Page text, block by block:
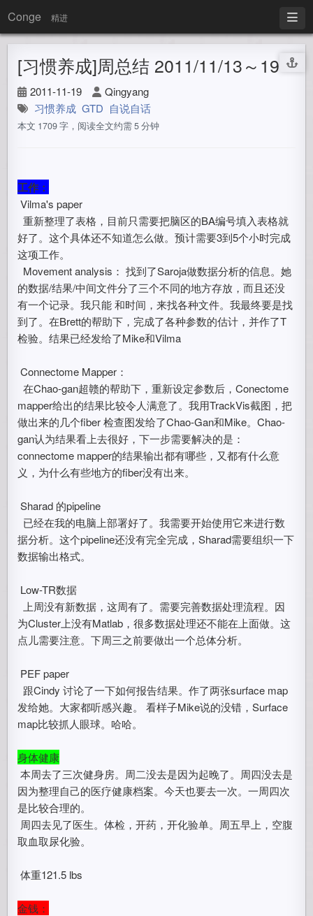
Conge 精进
[习惯养成]周总结 2011/11/13～19
2011-11-19
Qingyang
习惯养成 GTD 自说自话
本文 1709 字，阅读全文约需 5 分钟
工作：
Vilma's paper
重新整理了表格，目前只需要把脑区的BA编号填入表格就
好了。这个具体还不知道怎么做。预计需要3到5个小时完成
这项工作。
Movement analysis： 找到了Saroja做数据分析的信息。她
的数据/结果/中间文件分了三个不同的地方存放，而且还没
有一个记录。我只能 和时间，来找各种文件。我最终要是找
到了。在Brett的帮助下，完成了各种参数的估计，并作了T
检验。结果已经发给了Mike和Vilma
Connectome Mapper：
在Chao-gan超赣的帮助下，重新设定参数后，Conectome
mapper给出的结果比较令人满意了。我用TrackVis截图，把
做出来的几个fiber 检查图发给了Chao-Gan和Mike。Chao-
gan认为结果看上去很好，下一步需要解决的是：
connectome mapper的结果输出都有哪些，又都有什么意
义，为什么有些地方的fiber没有出来。
Sharad 的pipeline
已经在我的电脑上部署好了。我需要开始使用它来进行数
据分析。这个pipeline还没有完全完成，Sharad需要组织一下
数据输出格式。
Low-TR数据
上周没有新数据，这周有了。需要完善数据处理流程。因
为Cluster上没有Matlab，很多数据处理还不能在上面做。这
点儿需要注意。下周三之前要做出一个总体分析。
PEF paper
跟Cindy 讨论了一下如何报告结果。作了两张surface map
发给她。大家都听感兴趣。 看样子Mike说的没错，Surface
map比较抓人眼球。哈哈。
身体健康
本周去了三次健身房。周二没去是因为起晚了。周四没去是
因为整理自己的医疗健康档案。今天也要去一次。一周四次
是比较合理的。
周四去见了医生。体检，开药，开化验单。周五早上，空腹
取血取尿化验。
体重121.5 lbs
金钱：